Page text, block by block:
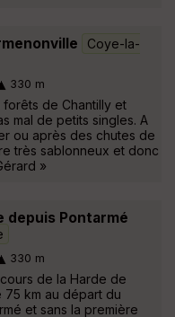
Coye-la-
330 m
de Chantilly et
mal de petits singles. A
ou après des chutes de
très sablonneux et donc
»
depuis Pontarmé
330 m
de la Harde de
75 km au départ du
et sans la première